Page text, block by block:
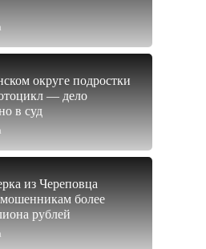
округе подростки
— дело
в суд
из Череповца
мошенникам более
рублей